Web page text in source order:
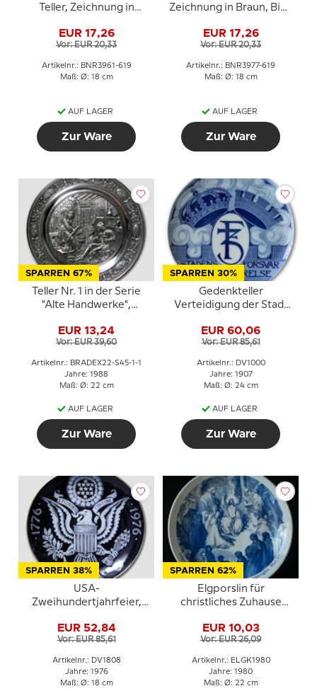
Teller, Zeichnung in
EUR 17,26
Vor: EUR 20,33
Artikelnr.: BNR3961-619
Maß: Ø: 18 cm
AUF LAGER
Zur Ware
Zeichnung in Braun, Bing
EUR 17,26
Vor: EUR 20,33
Artikelnr.: BNR3977-619
Maß: Ø: 18 cm
AUF LAGER
Zur Ware
SPARREN 67%
Teller Nr. 1 in der Serie
"Alte Handwerke",
EUR 13,24
Vor: EUR 39,60
Artikelnr.: BRADEX22-S45-1-1
Jahre: 1988
Maß: Ø: 22 cm
AUF LAGER
Zur Ware
SPARREN 30%
Gedenkteller
Verteidigung der Stadt
Porsgrund
EUR 60,06
Vor: EUR 85,61
Artikelnr.: DV1000
Jahre: 1907
Maß: Ø: 24 cm
AUF LAGER
Zur Ware
SPARREN 38%
USA-
Zweihundertjahrfeier,
EUR 52,84
Vor: EUR 85,61
Artikelnr.: DV1808
Jahre: 1976
Maß: Ø: 18 cm
SPARREN 62%
Elgporslin für
christliches Zuhause
EUR 10,03
Vor: EUR 26,09
Artikelnr.: ELGK1980
Jahre: 1980
Maß: Ø: 22 cm